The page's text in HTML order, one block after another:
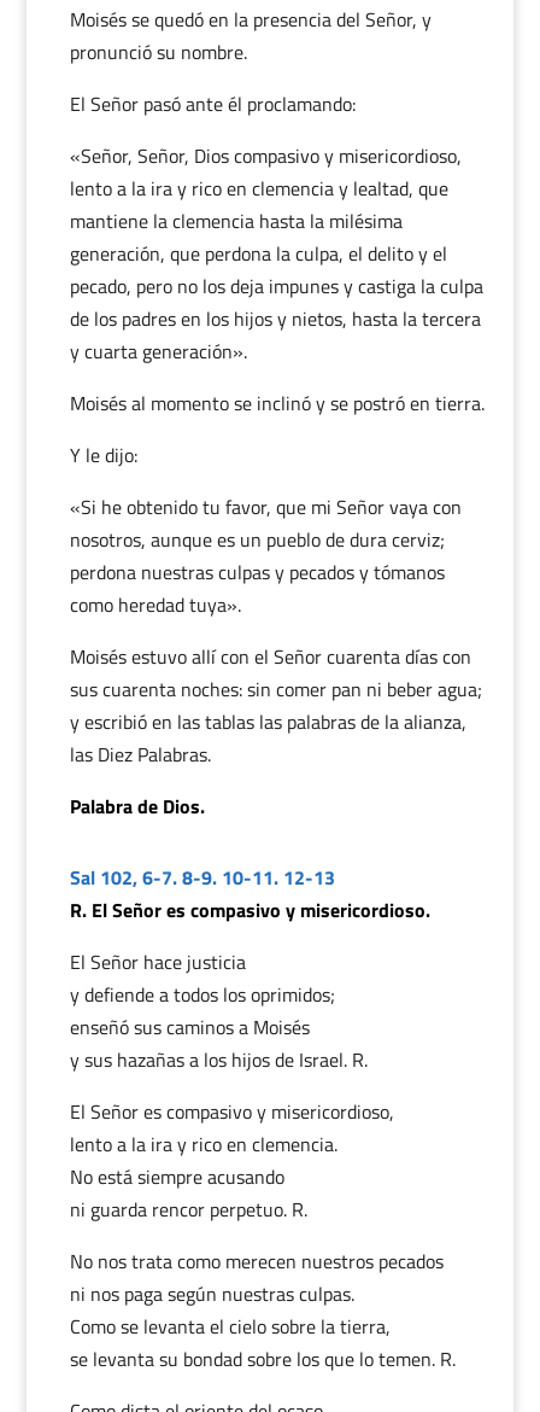
Moisés se quedó en la presencia del Señor, y
pronunció su nombre.
El Señor pasó ante él proclamando:
«Señor, Señor, Dios compasivo y misericordioso,
lento a la ira y rico en clemencia y lealtad, que
mantiene la clemencia hasta la milésima
generación, que perdona la culpa, el delito y el
pecado, pero no los deja impunes y castiga la culpa
de los padres en los hijos y nietos, hasta la tercera
y cuarta generación».
Moisés al momento se inclinó y se postró en tierra.
Y le dijo:
«Si he obtenido tu favor, que mi Señor vaya con
nosotros, aunque es un pueblo de dura cerviz;
perdona nuestras culpas y pecados y tómanos
como heredad tuya».
Moisés estuvo allí con el Señor cuarenta días con
sus cuarenta noches: sin comer pan ni beber agua;
y escribió en las tablas las palabras de la alianza,
las Diez Palabras.
Palabra de Dios.
Sal 102, 6-7. 8-9. 10-11. 12-13
R. El Señor es compasivo y misericordioso.
El Señor hace justicia
y defiende a todos los oprimidos;
enseñó sus caminos a Moisés
y sus hazañas a los hijos de Israel. R.
El Señor es compasivo y misericordioso,
lento a la ira y rico en clemencia.
No está siempre acusando
ni guarda rencor perpetuo. R.
No nos trata como merecen nuestros pecados
ni nos paga según nuestras culpas.
Como se levanta el cielo sobre la tierra,
se levanta su bondad sobre los que lo temen. R.